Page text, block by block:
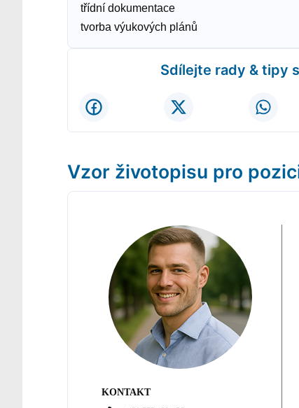
třídní dokumentace
tvorba výukových plánů
Sdílejte rady & tipy
Vzor životopisu pro
KONTAKT